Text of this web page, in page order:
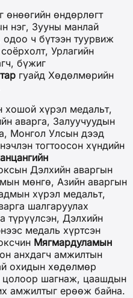
өнөөгийн өндөрлөгт
нэг, Зууны манлай
ч бүтээн туурвиж
Урлагийн
бүжиг
гуайд Хөдөлмөрийн
хошой хүрэл медальт,
аварга, Залуучуудын
Монгол Улсын дээд
тогтоосон хүндийн
Дэлхийн аваргын
мөнгө, Азийн аваргын
хүрэл медальт,
шалгаруулах
түрүүлсэн, Дэлхийн
медаль хүртсэн
Мягмардуламын
анхдагч амжилтын
охидын хөдөлмөр
цолоор шагнаж, цаашдын
амжилтыг ерөөж байна.